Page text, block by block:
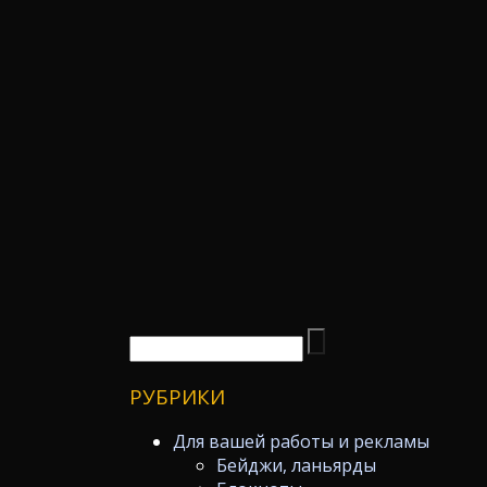
РУБРИКИ
Для вашей работы и рекламы
Бейджи, ланьярды